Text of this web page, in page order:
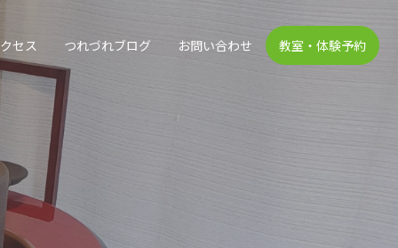
セス つれづれブログ お問い合わせ 教室・体験予約